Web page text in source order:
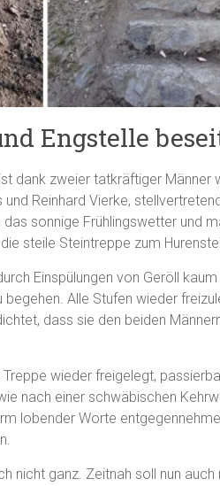
Engstelle
dank zweier tatkräftiger Männer
Reinhard Vierke,
sonnige Frühlingswetter und
steile Steintreppe zum
Einspülungen von Geröll
Alle Stufen wieder
dass sie den beiden
wieder freigelegt,
nach einer schwäbischen
lobender Worte
nicht ganz. Zeitnah soll nun auch